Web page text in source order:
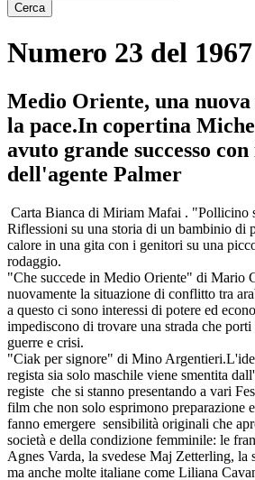
Cerca
Numero 23 del 1967
Medio Oriente, una
la pace.In copertina
avuto grande successo
dell'agente Palmer
Carta Bianca di Miriam Mafai . "Pollicino
Riflessioni su una storia di un bambinio di
calore in una gita con i genitori su una
rodaggio.
"Che succede in Medio Oriente" di Mario
nuovamente la situazione di conflitto tra
a questo ci sono interessi di potere ed
impediscono di trovare una strada che
guerre e crisi.
"Ciak per signore" di Mino
regista sia solo maschile viene smentita
registe che si stanno presentando a vari
film che non solo esprimono preparazione
fanno emergere sensibilità originali che
società e della condizione femminile: le
Agnes Varda, la svedese Maj Zetterling, la
ma anche molte italiane come Liliana